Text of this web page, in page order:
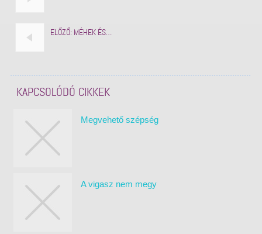
ELŐZŐ: MÉHEK ÉS…
KAPCSOLÓDÓ CIKKEK
Megvehető szépség
A vigasz nem megy